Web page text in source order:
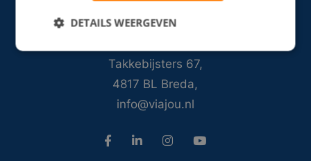
Takkebijsters 67,
4817 BL Breda,
info@viajou.nl
DETAILS WEERGEVEN